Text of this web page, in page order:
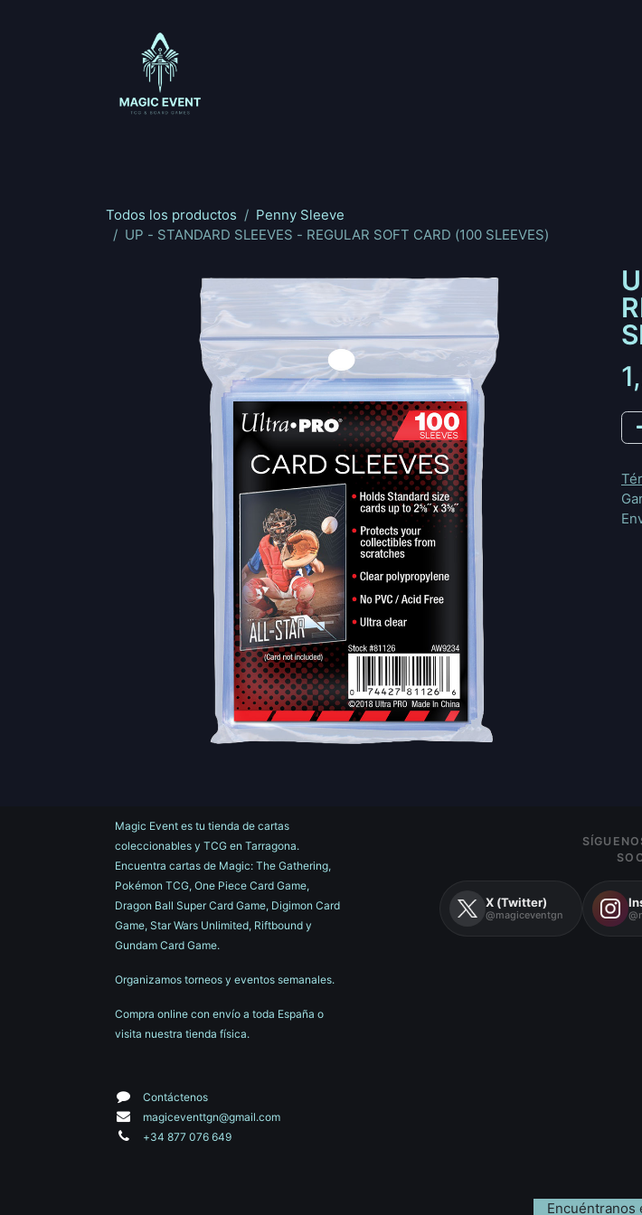
Todos los productos
Penny Sleeve
UP - STANDARD SLEEVES - REGULAR SOFT CARD (100 SLEEVES)
Magic Event es tu tienda de cartas
coleccionables y TCG en Tarragona.
Encuentra cartas de Magic: The Gathering,
Pokémon TCG, One Piece Card Game,
Dragon Ball Super Card Game, Digimon Card
Game, Star Wars Unlimited, Riftbound y
Gundam Card Game.
Organizamos torneos y eventos semanales.
Compra online con envío a toda España o
visita nuestra tienda física.
Contáctenos
magiceventtgn@gmail.com
+34 877 076 649
X (Twitter)
@magiceventgn
Encuéntranos